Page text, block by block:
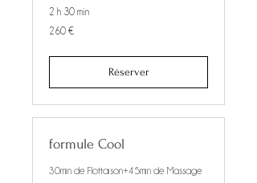
2 h 30 min
260
euros
260 €
Réserver
formule Cool
30min de Flottaison+45min de Massage